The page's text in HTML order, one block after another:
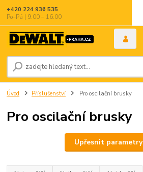
+420 224 936 535
Po–Pá | 9:00 – 16:00
Úvod Příslušenství Pro oscilační brusky
Pro oscilační brusky
Upřesnit parametry